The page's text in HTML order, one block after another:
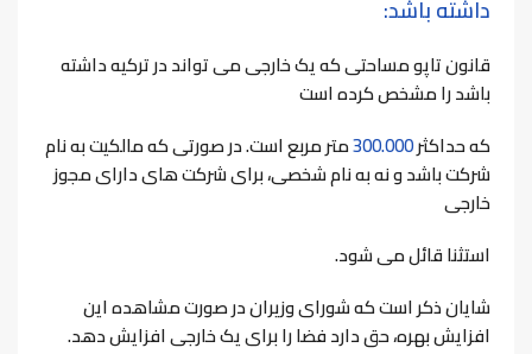
داشته باشد:
قانون تاپو مساحتی که یک خارجی می تواند در ترکیه داشته
باشد را مشخص کرده است
که حداکثر300.000متر مربع است. در صورتی که مالکیت به نام
شرکت باشد و نه به نام شخصی، برای شرکت های دارای مجوز
خارجی
استثنا قائل می شود.
شایان ذکر است که شورای وزیران در صورت مشاهده این
افزایش بهره، حق دارد فضا را برای یک خارجی افزایش دهد.